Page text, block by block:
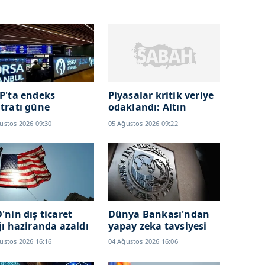
endeks
güne
başladı
2026 09:30
Piyasalar kritik veriye
odaklandı: Altın
fiyatlarını etkileyecek
05 Ağustos 2026 09:22
dış ticaret
haziranda azaldı
2026 16:16
Dünya Bankası'ndan
yapay zeka tavsiyesi
04 Ağustos 2026 16:06